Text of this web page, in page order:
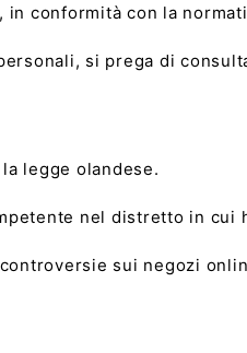
conformità con la
si prega di
legge olandese.
nel distretto in
sui negozi